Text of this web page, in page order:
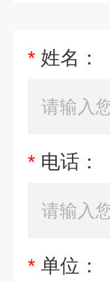
* 姓名：
* 电话：
* 单位：